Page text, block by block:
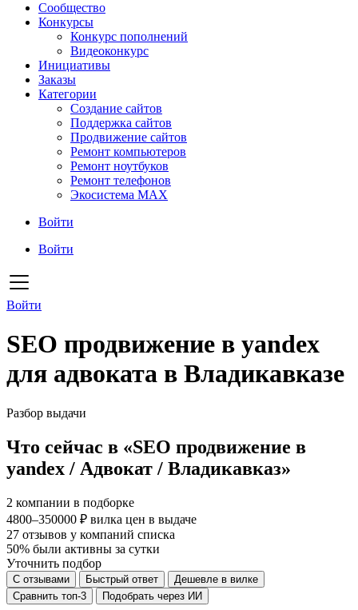
Сообщество
Конкурсы
Конкурс пополнений
Видеоконкурс
Инициативы
Заказы
Категории
Создание сайтов
Поддержка сайтов
Продвижение сайтов
Ремонт компьютеров
Ремонт ноутбуков
Ремонт телефонов
Экосистема MAX
Войти
Войти
Войти
SEO продвижение в yandex
для адвоката в Владикавказе
Разбор выдачи
Что сейчас в «SEO продвижение в
yandex / Адвокат / Владикавказ»
2 компании в подборке
4800–350000 ₽ вилка цен в выдаче
27 отзывов у компаний списка
50% были активны за сутки
Уточнить подбор
С отзывами Быстрый ответ
Дешевле в вилке
Сравнить топ-3
Подобрать через ИИ